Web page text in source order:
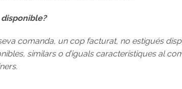
comanda, un cop facturat, no estigués
similars o d’iguals característiques al